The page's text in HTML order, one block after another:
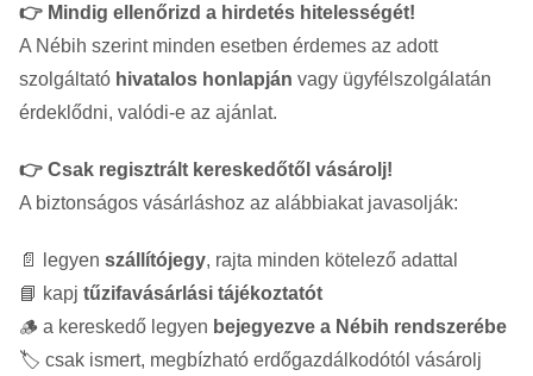
👉 Mindig ellenőrizd a hirdetés hitelességét!
A Nébih szerint minden esetben érdemes az adott
szolgáltató hivatalos honlapján vagy ügyfélszolgálatán
érdeklődni, valódi-e az ajánlat.
👉 Csak regisztrált kereskedőtől vásárolj!
A biztonságos vásárláshoz az alábbiakat javasolják:
📄 legyen szállítójegy, rajta minden kötelező adattal
📘 kapj tűzifavásárlási tájékoztatót
🪵 a kereskedő legyen bejegyezve a Nébih rendszerébe
🏷️ csak ismert, megbízható erdőgazdálkodótól vásárolj